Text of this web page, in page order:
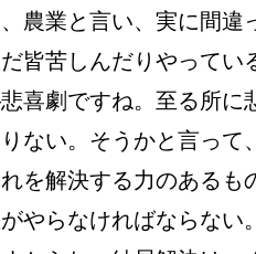
農業と言い、実に間
皆苦しんだりやって
劇ですね。至る所に
ない。そうかと言っ
を解決する力のある
やらなければならな